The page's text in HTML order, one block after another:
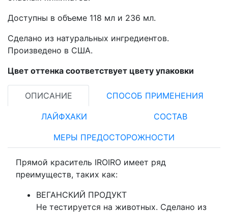
Доступны в объеме 118 мл и 236 мл.
Сделано из натуральных ингредиентов.
Произведено в США.
Цвет оттенка соответствует цвету упаковки
ОПИСАНИЕ СПОСОБ ПРИМЕНЕНИЯ
ЛАЙФХАКИ СОСТАВ
МЕРЫ ПРЕДОСТОРОЖНОСТИ
Прямой краситель IROIRO имеет ряд
преимуществ, таких как:
ВЕГАНСКИЙ ПРОДУКТ
Не тестируется на животных. Сделано из